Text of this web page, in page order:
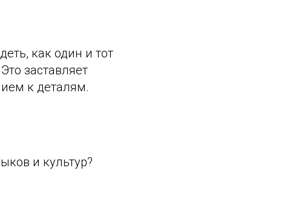
как один и тот
заставляет
к деталям.
и культур?